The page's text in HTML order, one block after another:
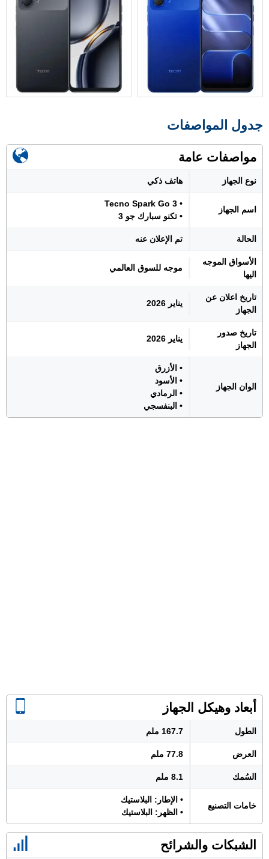
جدول المواصفات
مواصفات عامة
نوع الجهاز هاتف ذكي
اسم الجهاز
• Tecno Spark Go 3
• تكنو سبارك جو 3
الحالة تم الإعلان عنه
الأسواق الموجه
اليها
موجه للسوق العالمي
تاريخ اعلان عن
الجهاز
يناير 2026
تاريخ صدور
الجهاز
يناير 2026
الوان الجهاز
• الأزرق
• الأسود
• الرمادي
• البنفسجي
أبعاد وهيكل الجهاز
الطول 167.7 ملم
العرض 77.8 ملم
السُمك 8.1 ملم
خامات التصنيع
• الإطار: البلاستيك
• الظهر: البلاستيك
الشبكات والشرائح